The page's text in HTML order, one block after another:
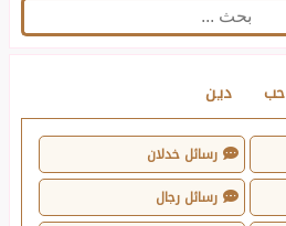
حب دين
رسائل خدلان
رسائل رجال